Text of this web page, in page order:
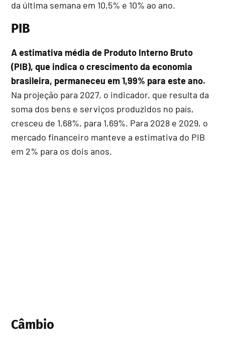
da última semana em 10,5% e 10% ao ano.
PIB
A estimativa média de Produto Interno Bruto
(PIB), que indica o crescimento da economia
brasileira, permaneceu em 1,99% para este ano.
Na projeção para 2027, o indicador, que resulta da
soma dos bens e serviços produzidos no país,
cresceu de 1,68%, para 1,69%. Para 2028 e 2029, o
mercado financeiro manteve a estimativa do PIB
em 2% para os dois anos.
Câmbio